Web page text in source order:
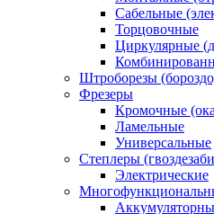
Сабельные
Торцовочные
Циркулярные
Штроборезы
Фрезеры
Кромочные
Ламельные
Универсальные
Степлеры
Электрические